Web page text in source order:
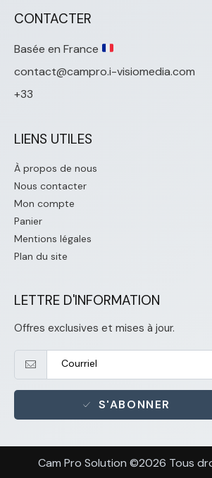
CONTACTER
Basée en France
contact@campro.i-visiomedia.com
+33
LIENS UTILES
À propos de nous
Nous contacter
Mon compte
Panier
Mentions légales
Plan du site
LETTRE D'INFORMATION
Offres exclusives et mises à jour.
S'ABONNER
Cam Pro Solution ©2026 Tous